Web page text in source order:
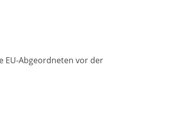
EU-Abgeordneten vor der